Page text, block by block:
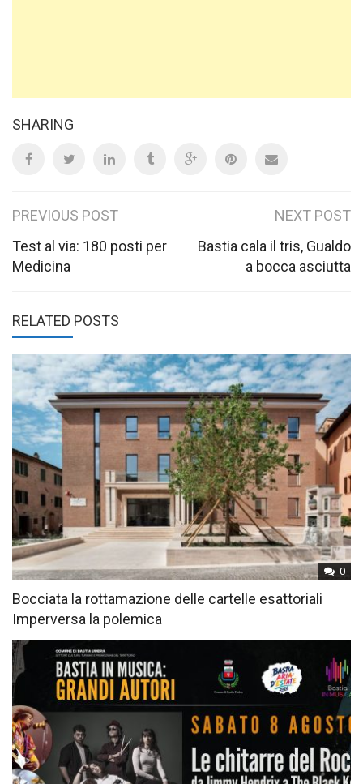
SHARING
Post
navigation
PREVIOUS POST
Test al via: 180 posti per
Medicina
NEXT POST
Bastia cala il tris, Gualdo
a bocca asciutta
RELATED POSTS
0
Bocciata la rottamazione delle cartelle esattoriali
Imperversa la polemica